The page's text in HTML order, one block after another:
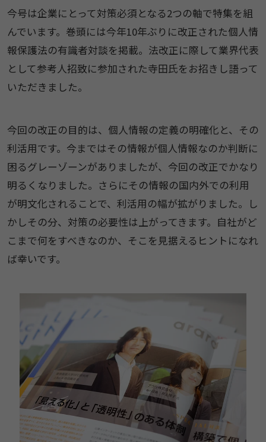
今号は企業にとって対策必須となる2つの軸で特集を組
んでいます。巻頭には今年10年ぶりに改正された個人情
報保護法の有識者対談を掲載。法改正に際して業界代表
として参考人招致に参加された寺田氏をお招きし語って
いただきました。
今回の改正の目的は、個人情報の定義の明確化と、その
利活用です。今まではその情報が個人情報なのか判断に
困るグレーゾーンがありましたが、今回の改正でかなり
明るくなりました。さらにその情報の国内外での利用
が明文化されることで、利活用の幅が拡がりました。し
かしその分、対策の必要性は上がってきます。自社がど
こまで何をすべきなのか、そこを見据えるヒントになれ
ば幸いです。